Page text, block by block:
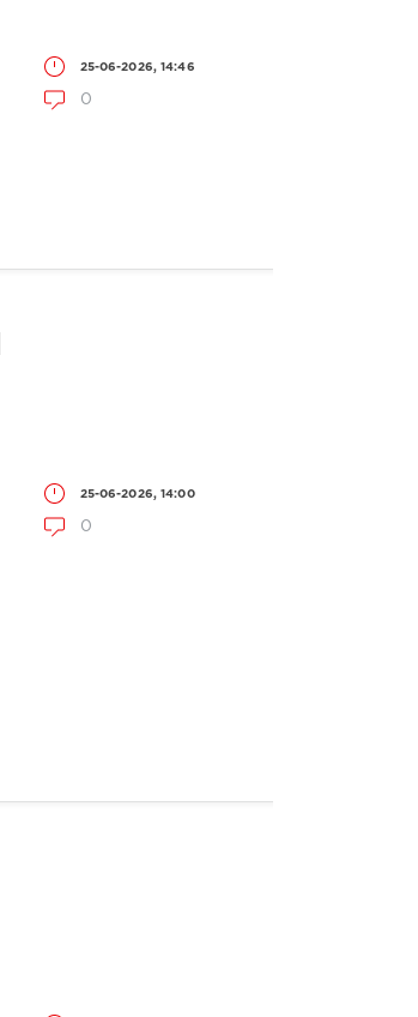
25-06-2026, 14:46
0
25-06-2026, 14:00
0